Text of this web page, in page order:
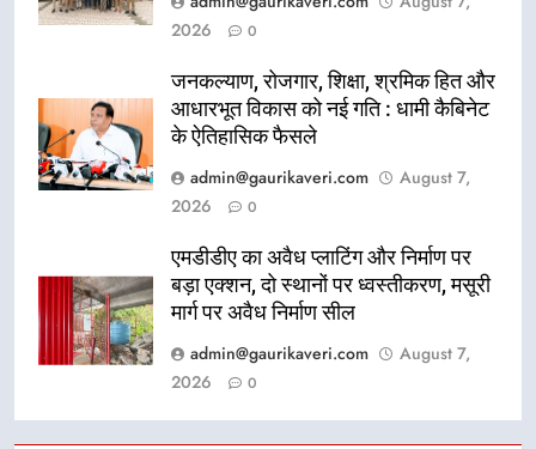
2026
0
जनकल्याण, रोजगार, शिक्षा, श्रमिक हित और
आधारभूत विकास को नई गति : धामी कैबिनेट
के ऐतिहासिक फैसले
admin@gaurikaveri.com
August 7,
2026
0
एमडीडीए का अवैध प्लाटिंग और निर्माण पर
बड़ा एक्शन, दो स्थानों पर ध्वस्तीकरण, मसूरी
मार्ग पर अवैध निर्माण सील
admin@gaurikaveri.com
August 7,
2026
0